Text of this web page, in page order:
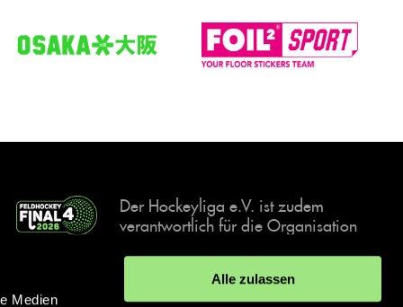
Medien
Alle zulassen
Der Hockeyliga e.V. ist zudem
verantwortlich für die Organisation
Events, der deutschen Hockey-
Meisterschaften.